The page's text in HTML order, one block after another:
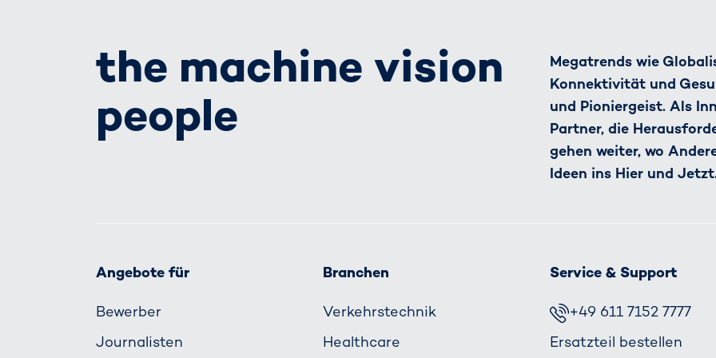
the machine vision
people
Megatrends wie
Konnektivität und
und Pioniergeist. Als
Partner, die
gehen weiter, wo
Ideen ins Hier und
Angebote für
Bewerber
Journalisten
Branchen
Verkehrs­technik
Healthcare
Service & Support
+49 611 7152 7777
Ersatzteil bestellen